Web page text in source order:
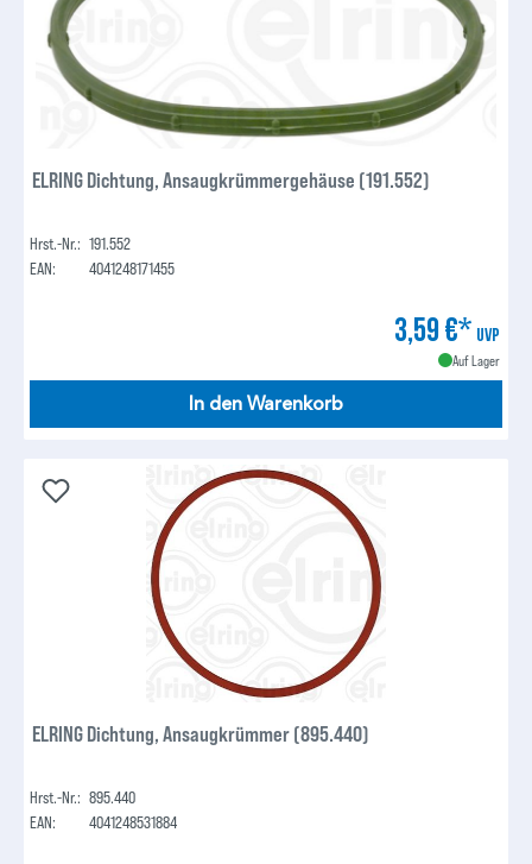
ELRING Dichtung, Ansaugkrümmergehäuse (191.552)
Hrst.-Nr.: 191.552
EAN:
4041248171455
3,59 €* UVP
Auf Lager
In den Warenkorb
ELRING Dichtung, Ansaugkrümmer (895.440)
Hrst.-Nr.: 895.440
EAN:
4041248531884